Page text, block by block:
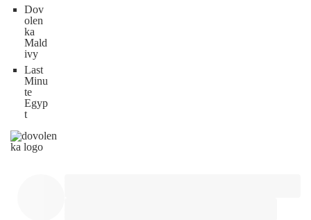
Dov
olen
ka
Mald
ivy
Last
Minu
te
Egyp
t